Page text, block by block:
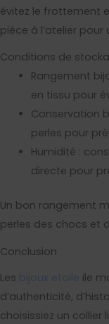
évitez le frottement
pièce à l’atelier
Conditions de
Rangement
en tissu pour
Conservation
perles pour
Humidité :
directe pour
Un bon rangement
perles des chocs et
Conclusion
Les bijoux etoile ile
d’authenticité,
choisissiez un collier